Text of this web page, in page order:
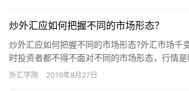
炒外汇应如何把握不同的市场形态？
炒外汇应如何把握不同的市场形态?外汇市场千
时投资者都不得不面对不同的市场形态，行情是
所以投资者进行外汇交易面对变化的市场形态所
外汇学院 2019年8月27日